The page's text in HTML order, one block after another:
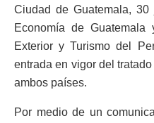
Ciudad de Guatemala,
Economía de
Exterior y Turismo del
entrada en vigor del
ambos países.
Por medio de un